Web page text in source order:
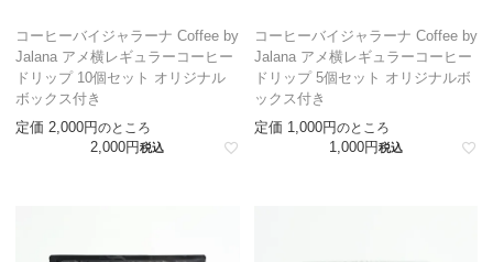
コーヒーバイジャラーナ Coffee by
Jalana アメ横レギュラーコーヒー
ドリップ 10個セット オリジナル
ボックス付き
定価 2,000 のところ
2,000 税込
コーヒーバイジャラーナ Coffee by
Jalana アメ横レギュラーコーヒー
ドリップ 5個セット オリジナルボ
ックス付き
定価 1,000 のところ
1,000 税込